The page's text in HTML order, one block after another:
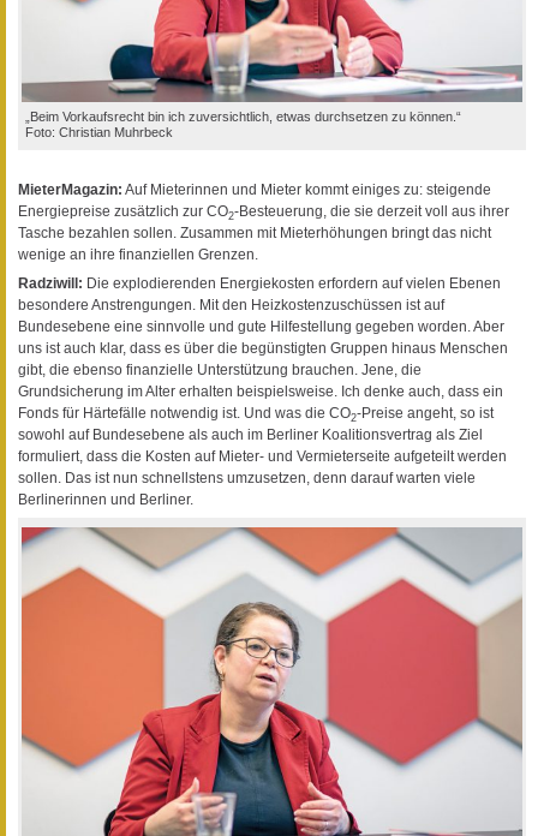
„Beim Vorkaufsrecht bin ich zuversichtlich, etwas durchsetzen zu können.“
Foto: Christian Muhrbeck
MieterMagazin: Auf Mieterinnen und Mieter kommt einiges zu: steigende
Energiepreise zusätzlich zur CO2-Besteuerung, die sie derzeit voll aus ihrer
Tasche bezahlen sollen. Zusammen mit Mieterhöhungen bringt das nicht
wenige an ihre finanziellen Grenzen.
Radziwill: Die explodierenden Energiekosten erfordern auf vielen Ebenen
besondere Anstrengungen. Mit den Heizkostenzuschüssen ist auf
Bundesebene eine sinnvolle und gute Hilfestellung gegeben worden. Aber
uns ist auch klar, dass es über die begünstigten Gruppen hinaus Menschen
gibt, die ebenso finanzielle Unterstützung brauchen. Jene, die
Grundsicherung im Alter erhalten beispielsweise. Ich denke auch, dass ein
Fonds für Härtefälle notwendig ist. Und was die CO2-Preise angeht, so ist
sowohl auf Bundesebene als auch im Berliner Koalitionsvertrag als Ziel
formuliert, dass die Kosten auf Mieter- und Vermieterseite aufgeteilt werden
sollen. Das ist nun schnellstens umzusetzen, denn darauf warten viele
Berlinerinnen und Berliner.